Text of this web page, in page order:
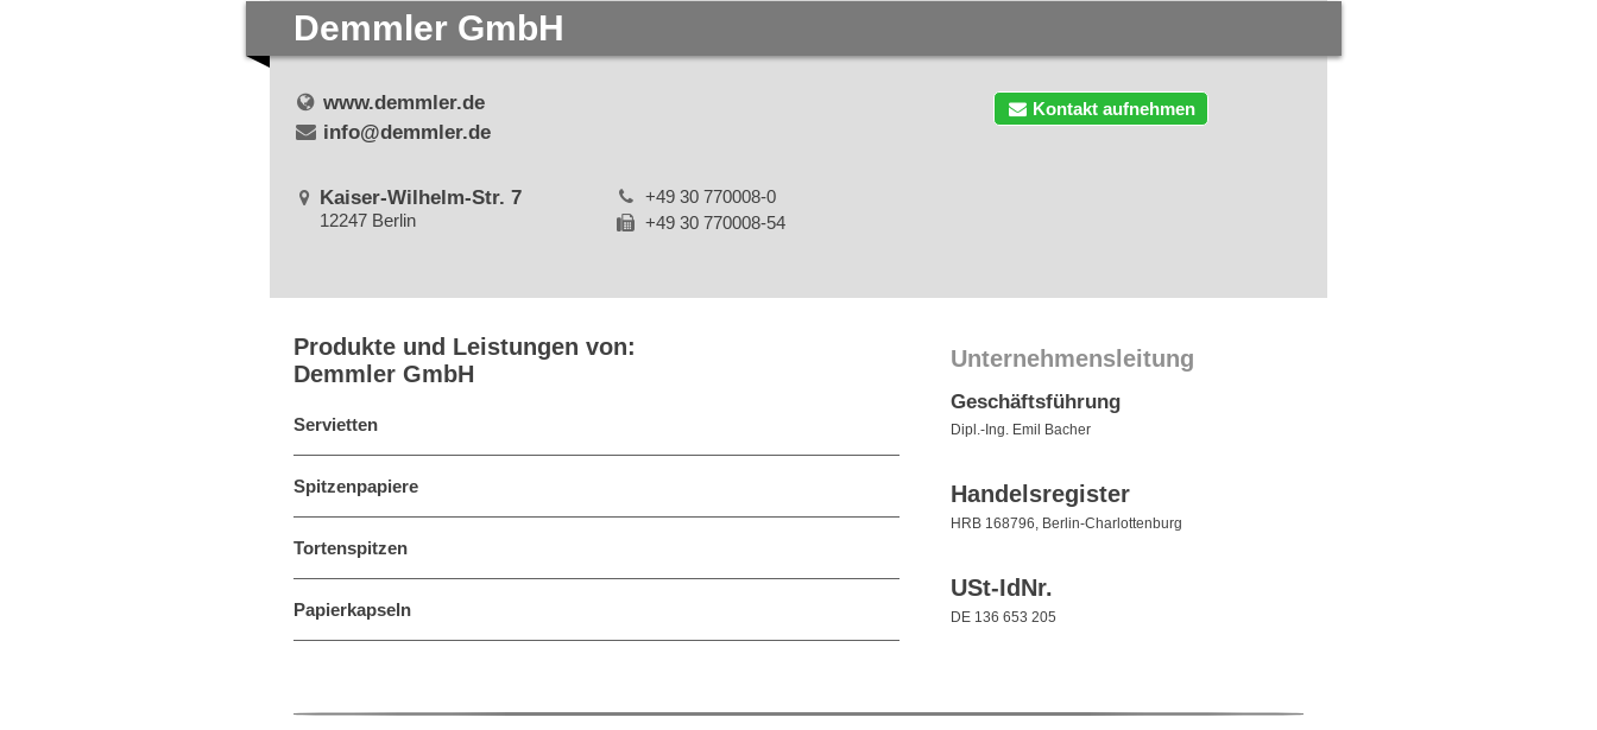
Demmler GmbH
Kontakt aufnehmen
www.demmler.de
info@demmler.de
Kaiser-Wilhelm-Str. 7
12247 Berlin
+49 30 770008-0
+49 30 770008-54
Produkte und Leistungen von:
Demmler GmbH
Servietten
Spitzenpapiere
Tortenspitzen
Papierkapseln
Unternehmensleitung
Geschäftsführung
Dipl.-Ing. Emil Bacher
Handelsregister
HRB 168796, Berlin-Charlottenburg
USt-IdNr.
DE 136 653 205